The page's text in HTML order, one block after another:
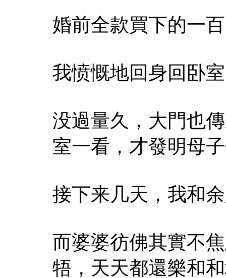
婚前全款買下的一
我愤慨地回身回卧
没過量久，大門也
室一看，才發明母
接下来几天，我和
而婆婆彷佛其實不
牾，天天都還樂和